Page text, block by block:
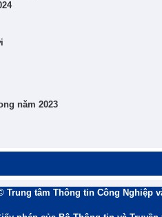
năm 2023
Trung tâm Thông tin Công Nghiệp